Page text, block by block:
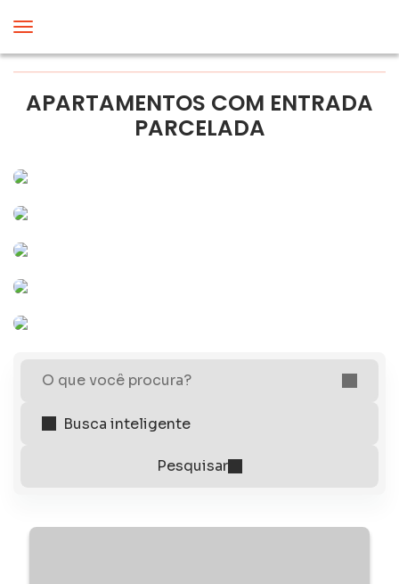
APARTAMENTOS COM ENTRADA
PARCELADA
O que você procura?